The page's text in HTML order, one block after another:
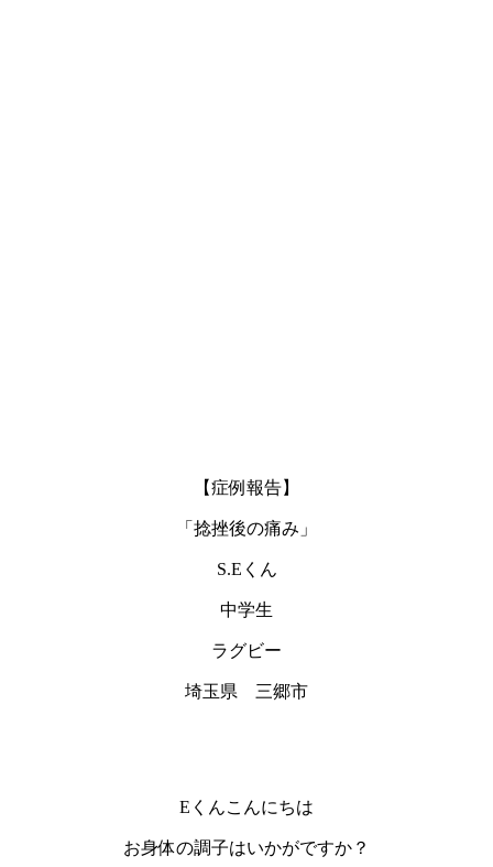
【症例報告】
「捻挫後の痛み」
S.Eくん
中学生
ラグビー
埼玉県 三郷市
Eくんこんにちは
お身体の調子はいかがですか？